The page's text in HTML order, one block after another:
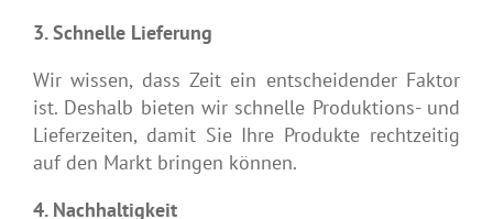
3. Schnelle Lieferung
Wir wissen, dass Zeit ein entscheidender Faktor
ist. Deshalb bieten wir schnelle Produktions- und
Lieferzeiten, damit Sie Ihre Produkte rechtzeitig
auf den Markt bringen können.
4. Nachhaltigkeit